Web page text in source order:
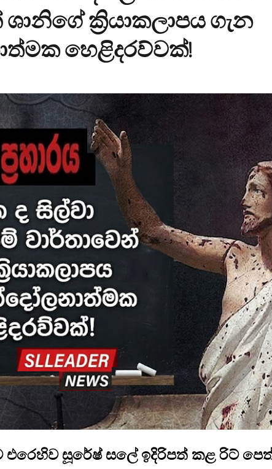
ක්‍රියාකලාපය ගැන
හෙළිදරව්වක්!
එරෙහිව සූරේෂ් සලේ ඉදිරිපත් කළ රිට්